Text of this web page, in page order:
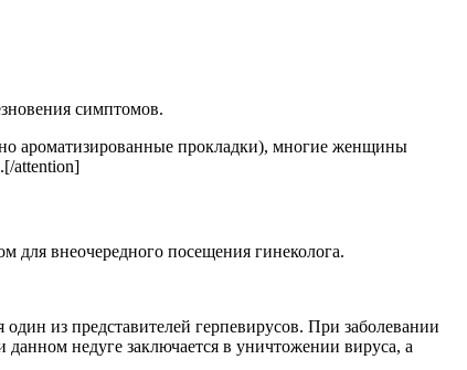
симптомов.
ароматизированные прокладки), многие женщины
attention]
внеочередного посещения гинеколога.
из представителей герпевирусов. При заболевании
недуге заключается в уничтожении вируса, а